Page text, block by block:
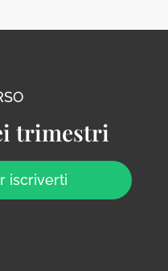
trimestri
iscriverti